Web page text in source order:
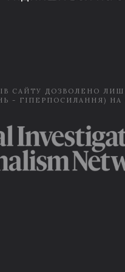
САЙТУ ДОЗВОЛЕНО
- ГІПЕРПОСИЛАННЯ) НА